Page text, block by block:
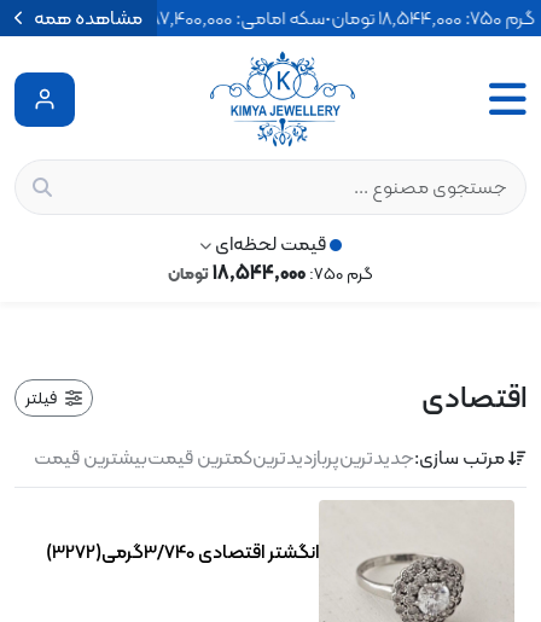
گرم 750: 18٬544٬000 تومان •سکه امامی: 187٬400٬000 تومان •نیم سکه: 95٬500٬000 تومان
مشاهده همه
قیمت لحظه‌ای
گرم 750: 18٬544٬000تومان
اقتصادی فیلتر
مرتب سازی:جدیدترینپربازدیدترینکمترین قیمتبیشترین قیمت
انگشتر اقتصادی 3/740گرمی(3272)